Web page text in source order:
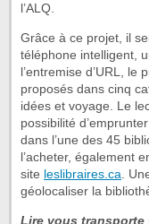
l’ALQ.
Grâce à ce projet, il
téléphone intelligent,
l’entremise d’URL,
proposés dans cinq
idées et voyage. Le
possibilité
dans l’une des 45
l’acheter, également
site leslibraires.ca.
géolocaliser la
Lire vous transporte